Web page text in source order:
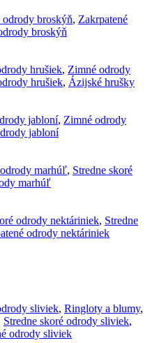
odrody broskýň, Zakrpatené
broskýň
hrušiek, Zimné odrody
hrušiek, Ázijské hrušky
jabloní, Zimné odrody
jabloní
marhúľ, Stredne skoré
marhúľ
odrody nektáriniek, Stredne
odrody nektáriniek
sliviek, Ringloty a blumy,
Stredne skoré odrody sliviek,
odrody sliviek